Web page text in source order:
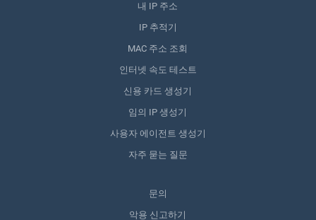
내 IP 주소
IP 추적기
MAC 주소 조회
인터넷 속도 테스트
신용 카드 생성기
임의 IP 생성기
사용자 에이전트 생성기
자주 묻는 질문
문의
악용 신고하기